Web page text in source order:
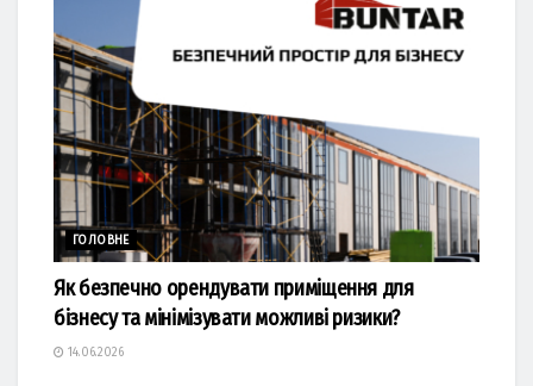
ГОЛОВНЕ
Як безпечно орендувати приміщення для
бізнесу та мінімізувати можливі ризики?
14.06.2026